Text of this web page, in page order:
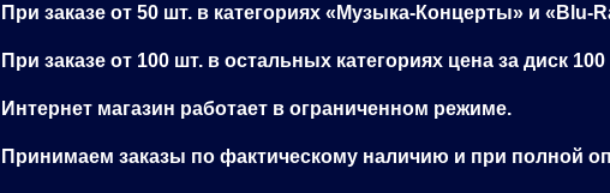
При заказе от 50 шт. в категориях «Музыка-Концерты» и «Blu-
При заказе от 100 шт. в остальных категориях цена за диск 100
Интернет магазин работает в ограниченном режиме.
Принимаем заказы по фактическому наличию и при полной